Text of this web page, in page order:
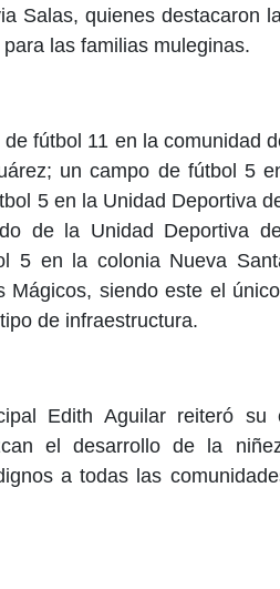
Salas, quienes destacaron
las familias muleginas.
fútbol 11 en la comunidad
un campo de fútbol 5
5 en la Unidad Deportiva
de la Unidad Deportiva
5 en la colonia Nueva
siendo este el
de infraestructura.
Edith Aguilar reiteró su
el desarrollo de la
a todas las